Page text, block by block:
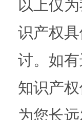
以上仅
识产权
讨。如
知识产
为您长